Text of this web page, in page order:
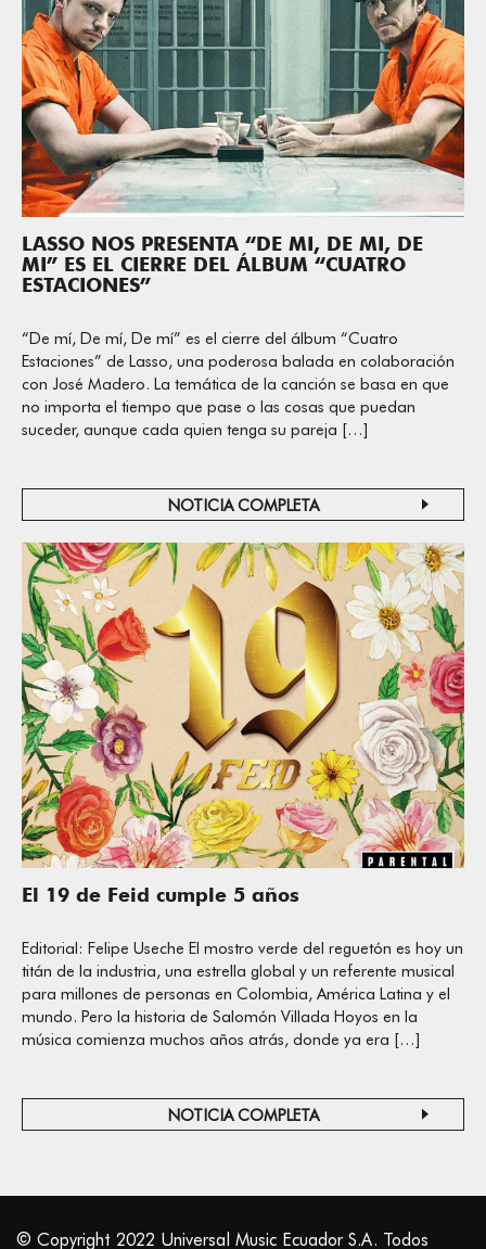
LASSO NOS PRESENTA “DE MI, DE MI, DE
MI” ES EL CIERRE DEL ÁLBUM “CUATRO
ESTACIONES”
“De mí, De mí, De mí” es el cierre del álbum “Cuatro
Estaciones” de Lasso, una poderosa balada en colaboración
con José Madero. La temática de la canción se basa en que
no importa el tiempo que pase o las cosas que puedan
suceder, aunque cada quien tenga su pareja […]
NOTICIA COMPLETA
El 19 de Feid cumple 5 años
Editorial: Felipe Useche El mostro verde del reguetón es hoy un
titán de la industria, una estrella global y un referente musical
para millones de personas en Colombia, América Latina y el
mundo. Pero la historia de Salomón Villada Hoyos en la
música comienza muchos años atrás, donde ya era […]
NOTICIA COMPLETA
© Copyright 2022 Universal Music Ecuador S.A. Todos